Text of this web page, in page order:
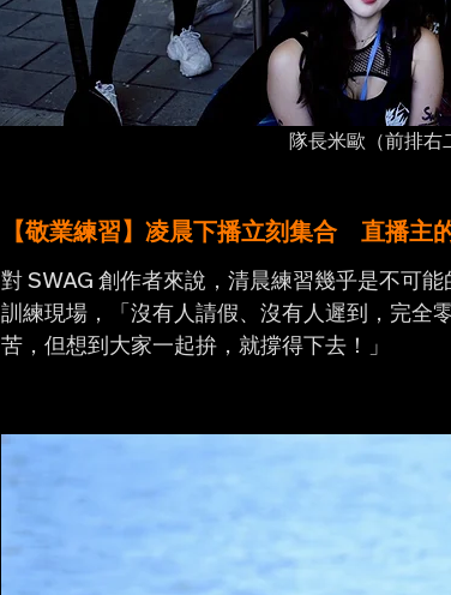
隊長米歐（前排右
【敬業練習】凌晨下播立刻集合 直播主
對 SWAG 創作者來說，清晨練習幾乎是不可
訓練現場，「沒有人請假、沒有人遲到，完全
苦，但想到大家一起拚，就撐得下去！」